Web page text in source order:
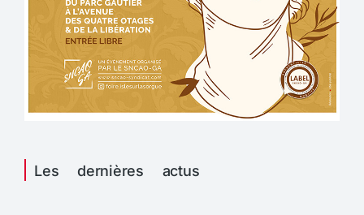
Les dernières actus